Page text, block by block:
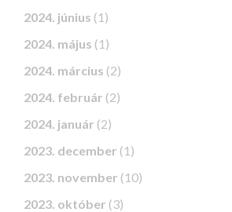
2024. június (1)
2024. május (1)
2024. március (2)
2024. február (2)
2024. január (2)
2023. december (1)
2023. november (10)
2023. október (3)